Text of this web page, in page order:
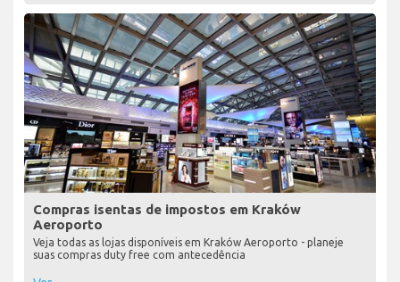
Compras isentas de impostos em Kraków
Aeroporto
Veja todas as lojas disponíveis em Kraków Aeroporto - planeje
suas compras duty free com antecedência